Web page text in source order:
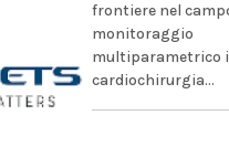
frontiere nel
monitoraggio
multiparametrico
cardiochirurgia...